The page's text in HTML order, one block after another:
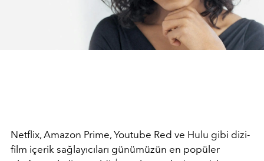
Netflix, Amazon Prime, Youtube Red ve Hulu gibi dizi-
film içerik sağlayıcıları günümüzün en popüler